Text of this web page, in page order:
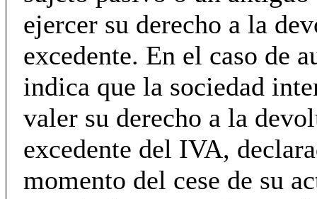
ejercer su derecho a la
excedente. En el caso de
indica que la sociedad
valer su derecho a la
excedente del IVA,
momento del cese de su